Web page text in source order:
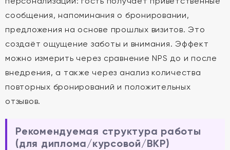
сообщения, напоминания о бронировании,
предложения на основе прошлых визитов. Это
создаёт ощущение заботы и внимания. Эффект
можно измерить через сравнение NPS до и после
внедрения, а также через анализ количества
повторных бронирований и положительных
отзывов.
Рекомендуемая структура работы
(для диплома/курсовой/ВКР)